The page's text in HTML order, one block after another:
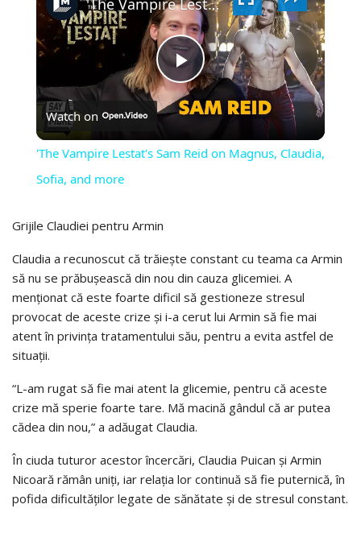
PLAY
VIDEO
Watch on
'The Vampire Lestat's Sam Reid on Magnus, Claudia,
Sofia, and more
Grijile Claudiei pentru Armin
Claudia a recunoscut că trăiește constant cu teama ca Armin
să nu se prăbușească din nou din cauza glicemiei. A
menționat că este foarte dificil să gestioneze stresul
provocat de aceste crize și i-a cerut lui Armin să fie mai
atent în privința tratamentului său, pentru a evita astfel de
situații.
“L-am rugat să fie mai atent la glicemie, pentru că aceste
crize mă sperie foarte tare. Mă macină gândul că ar putea
cădea din nou,” a adăugat Claudia.
În ciuda tuturor acestor încercări, Claudia Puican și Armin
Nicoară rămân uniți, iar relația lor continuă să fie puternică, în
pofida dificultăților legate de sănătate și de stresul constant.